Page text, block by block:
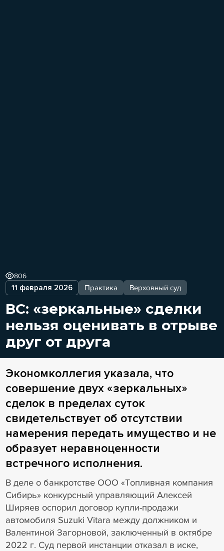
11 февраля 2026 Практика Верховный суд
806
ВС: «зеркальные» сделки
нельзя оценивать в отрыве
друг от друга
Экономколлегия указала, что
совершение двух «зеркальных»
сделок в пределах суток
свидетельствует об отсутствии
намерения передать имущество и не
образует неравноценности
встречного исполнения.
В деле о банкротстве ООО «Топливная компания
Сибирь» конкурсный управляющий Алексей
Ширяев оспорил договор купли-продажи
автомобиля Suzuki Vitara между должником и
Валентиной Загорновой, заключенный в октябре
2022 г. Суд первой инстанции отказал в иске,